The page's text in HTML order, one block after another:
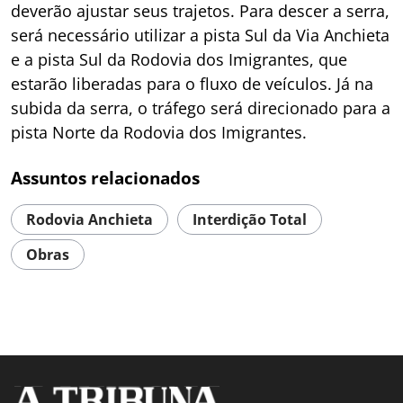
deverão ajustar seus trajetos. Para descer a serra,
será necessário utilizar a pista Sul da Via Anchieta
e a pista Sul da Rodovia dos Imigrantes, que
estarão liberadas para o fluxo de veículos. Já na
subida da serra, o tráfego será direcionado para a
pista Norte da Rodovia dos Imigrantes.
Assuntos relacionados
Rodovia Anchieta
Interdição Total
Obras